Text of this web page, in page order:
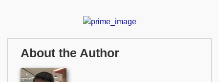
About the Author